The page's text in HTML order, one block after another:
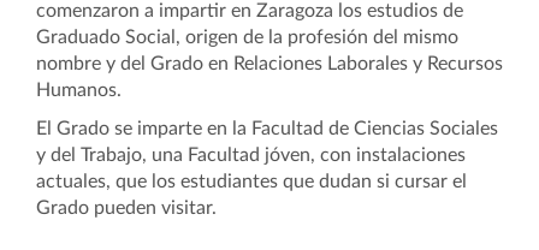
comenzaron a impartir en Zaragoza los estudios de
Graduado Social, origen de la profesión del mismo
nombre y del Grado en Relaciones Laborales y Recursos
Humanos.
El Grado se imparte en la Facultad de Ciencias Sociales
y del Trabajo, una Facultad jóven, con instalaciones
actuales, que los estudiantes que dudan si cursar el
Grado pueden visitar.